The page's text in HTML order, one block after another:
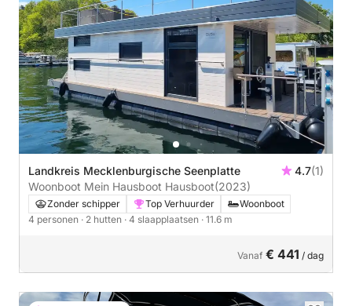
Landkreis Mecklenburgische Seenplatte 4.7(1)
Woonboot Mein Hausboot Hausboot(2023)
Zonder schipper Top Verhuurder
Woonboot
4 personen · 2 hutten · 4 slaapplaatsen · 11.6 m
Vanaf € 441 / dag